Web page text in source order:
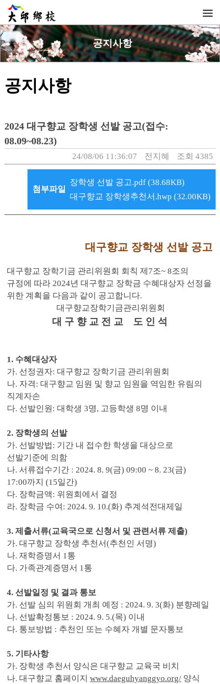
공지사항
공지사항
2024 대구향교 장학생 선발 공고(접수:
08.09~08.23)
24/08/06 11:36:07 전지혜 조회 4385
첨부파일
장학생 선발 공고.pdf (38.68KB)
대구향교 장학생추천서.hwp (32.00KB)
대구향교 장학생 선발 공고
대구향교 장학기금 관리위원회 회칙 제7조~ 8조의
규정에 따라 2024년 대구향교 장학금 수혜대상자 선정을
위한 계획을 다음과 같이 공고합니다.
대구향교장학기금관리위원회
대 구 향 교 전 교 도 인 석
1. 수혜대상자
가. 선정권자: 대구향교 장학기금 관리위원회
나. 자격: 대구향교 임원 및 향교 임원을 역임한 유림의
직계자손
다. 선발인원: 대학생 3명, 고등학생 8명 이내
2. 장학생의 선발
가. 선발방법: 기간 내 접수한 학생을 대상으로
선발기준에 의함
나. 서류접수기간 : 2024. 8. 9(금) 09:00 ~ 8. 23(금)
17:00까지 (15일간)
다. 장학금액: 위원회에서 결정
라. 장학금 수여: 2024. 9. 10.(화) 추계석전대제일
3. 제출서류(교육국으로 신청서 및 관련서류 제출)
가. 대구향교 장학생 추천서(추천인 서명)
나. 재학증명서 1통
다. 가족관계증명서 1통
4. 선발일정 및 결과 통보
가. 선발 심의 위원회 개최 예정 : 2024. 9. 3(화) 분향례일
나. 선발확정통보 : 2024. 9. 5.(목) 이내
다. 통보방법 : 추천인 또는 수혜자 개별 문자통보
5. 기타사항
가. 장학생 추천서 양식은 대구향교 교육국 비치
나. 대구향교 홈페이지www.daeguhyanggyo.org/ 양식